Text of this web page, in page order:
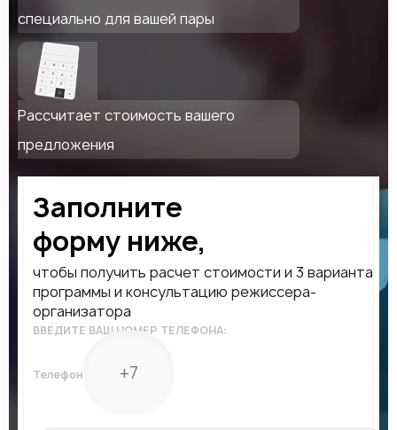
специально для вашей пары
Рассчитает стоимость вашего
предложения
Заполните
форму ниже,
чтобы получить расчет стоимости и 3 варианта
программы и консультацию режиссера-
организатора
ВВЕДИТЕ ВАШ НОМЕР ТЕЛЕФОНА:
Телефон